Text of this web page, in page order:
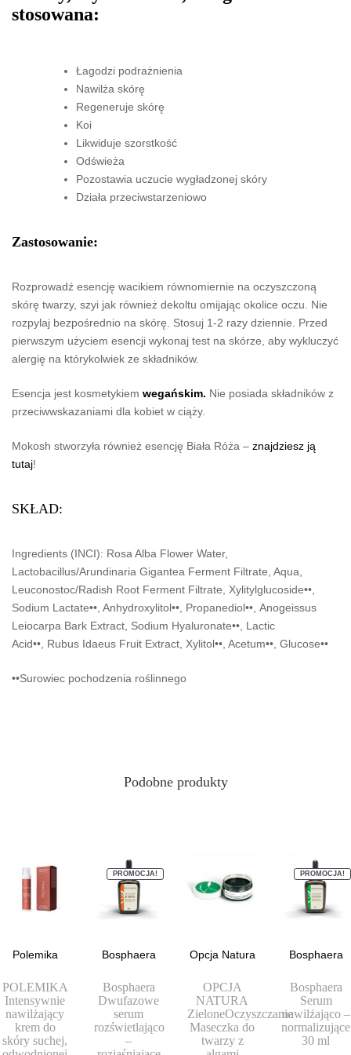
stosowana:
Łagodzi podrażnienia
Nawilża skórę
Regeneruje skórę
Koi
Likwiduje szorstkość
Odświeża
Pozostawia uczucie wygładzonej skóry
Działa przeciwstarzeniowo
Zastosowanie:
Rozprowadź esencję wacikiem równomiernie na oczyszczoną
skórę twarzy, szyi jak również dekoltu omijając okolice oczu. Nie
rozpylaj bezpośrednio na skórę. Stosuj 1-2 razy dziennie. Przed
pierwszym użyciem esencji wykonaj test na skórze, aby wykluczyć
alergię na którykolwiek ze składników.
Esencja jest kosmetykiem wegańskim. Nie posiada składników z
przeciwwskazaniami dla kobiet w ciąży.
Mokosh stworzyła również esencję Biała Róża – znajdziesz ją
tutaj!
SKŁAD:
Ingredients (INCI): Rosa Alba Flower Water,
Lactobacillus/Arundinaria Gigantea Ferment Filtrate, Aqua,
Leuconostoc/Radish Root Ferment Filtrate, Xylitylglucoside••,
Sodium Lactate••, Anhydroxylitol••, Propanediol••, Anogeissus
Leiocarpa Bark Extract, Sodium Hyaluronate••, Lactic
Acid••, Rubus Idaeus Fruit Extract, Xylitol••, Acetum••, Glucose••
••Surowiec pochodzenia roślinnego
Podobne produkty
Polemika
POLEMIKA
Intensywnie
nawilżający
krem do
skóry suchej,
PROMOCJA!
Bosphaera
Bosphaera
Dwufazowe
serum
rozświetlająco
–
Opcja Natura
OPCJA
NATURA
ZieloneOczyszczanie
Maseczka do
twarzy z
PROMOCJA!
Bosphaera
Bosphaera
Serum
nawilżająco –
normalizujące
30 ml